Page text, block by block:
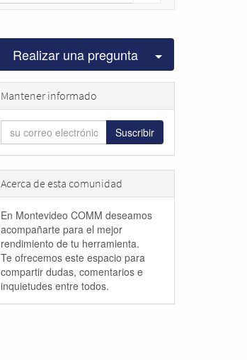
Realizar una pregunta Seleccionar
Mantener informado
Suscribir
Acerca de esta comunidad
En Montevideo COMM deseamos
acompañarte para el mejor
rendimiento de tu herramienta.
Te ofrecemos este espacio para
compartir dudas, comentarios e
inquietudes entre todos.